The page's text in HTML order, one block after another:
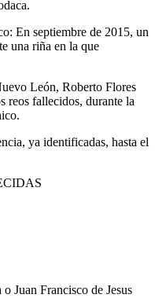
En septiembre de 2015, un
una riña en la que
León, Roberto Flores
reos fallecidos, durante la
ya identificadas, hasta el
Juan Francisco de Jesus